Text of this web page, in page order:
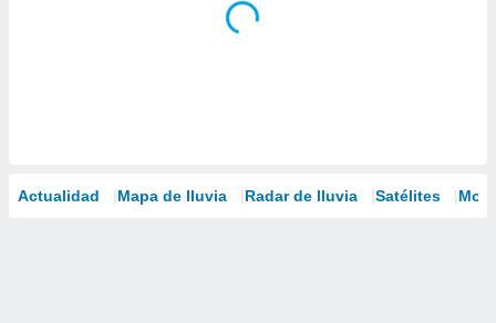
Actualidad Mapa de lluvia Radar de lluvia Satélites